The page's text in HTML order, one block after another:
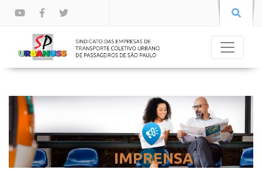
IMPRENSA